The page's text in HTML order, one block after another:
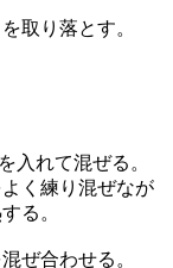
取り落とす。
入れて混ぜる。
く練り混ぜなが
る。
ぜ合わせる。